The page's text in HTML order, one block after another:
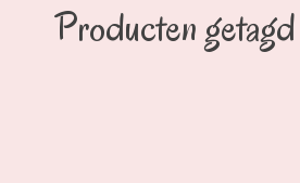
Producten